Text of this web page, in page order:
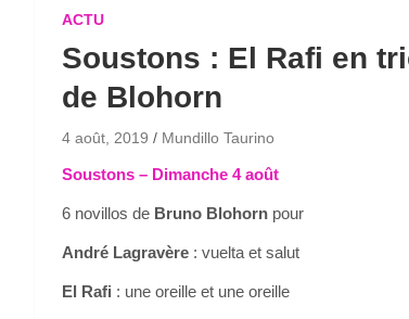
ACTU
Soustons : El Rafi en
de Blohorn
4 août, 2019 Mundillo Taurino
Soustons – Dimanche 4 août
6 novillos de Bruno Blohorn pour
André Lagravère : vuelta et salut
El Rafi : une oreille et une oreille